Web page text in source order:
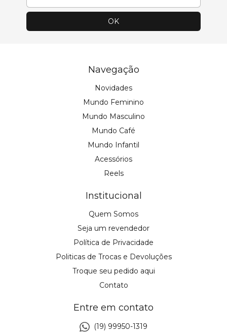
Navegação
Novidades
Mundo Feminino
Mundo Masculino
Mundo Café
Mundo Infantil
Acessórios
Reels
Institucional
Quem Somos
Seja um revendedor
Política de Privacidade
Politicas de Trocas e Devoluções
Troque seu pedido aqui
Contato
Entre em contato
(19) 99950-1319